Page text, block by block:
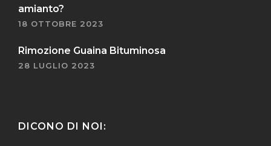
amianto?
18 OTTOBRE 2023
Rimozione Guaina Bituminosa
28 LUGLIO 2023
DICONO DI NOI: